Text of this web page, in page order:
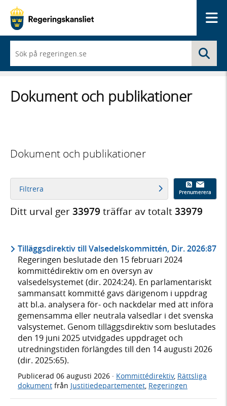
du
börjar
skriva
framträder
en
Dokument och publikationer
Dokument och publikationer
Filtrera Prenumerera
Ditt urval ger33979 träffar av totalt33979
Tilläggsdirektiv till Valsedelskommittén, Dir. 2026:87
Regeringen beslutade den 15 februari 2024
kommittédirektiv om en översyn av
valsedelsystemet (dir. 2024:24). En parlamentariskt
sammansatt kommitté gavs därigenom i uppdrag
att bl.a. analysera för- och nackdelar med att införa
gemensamma eller neutrala valsedlar i det svenska
valsystemet. Genom tilläggsdirektiv som beslutades
den 19 juni 2025 utvidgades uppdraget och
utredningstiden förlängdes till den 14 augusti 2026
(dir. 2025:65).
Publicerad 06 augusti 2026 · Kommittédirektiv, Rättsliga
dokument från Justitiedepartementet, Regeringen